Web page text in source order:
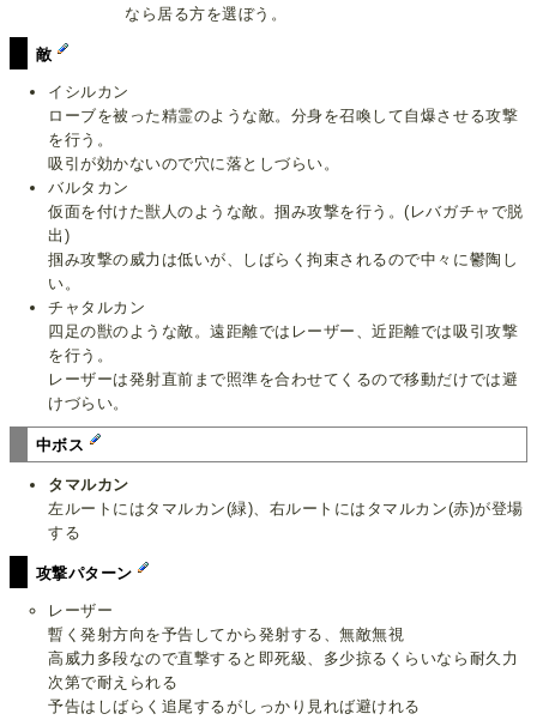
なら居る方を選ぼう。
敵
イシルカン
ローブを被った精霊のような敵。分身を召喚して自爆させる攻撃
を行う。
吸引が効かないので穴に落としづらい。
バルタカン
仮面を付けた獣人のような敵。掴み攻撃を行う。(レバガチャで脱
出)
掴み攻撃の威力は低いが、しばらく拘束されるので中々に鬱陶し
い。
チャタルカン
四足の獣のような敵。遠距離ではレーザー、近距離では吸引攻撃
を行う。
レーザーは発射直前まで照準を合わせてくるので移動だけでは避
けづらい。
中ボス
タマルカン
左ルートにはタマルカン(緑)、右ルートにはタマルカン(赤)が登場
する
攻撃パターン
レーザー
暫く発射方向を予告してから発射する、無敵無視
高威力多段なので直撃すると即死級、多少掠るくらいなら耐久力
次第で耐えられる
予告はしばらく追尾するがしっかり見れば避けれる